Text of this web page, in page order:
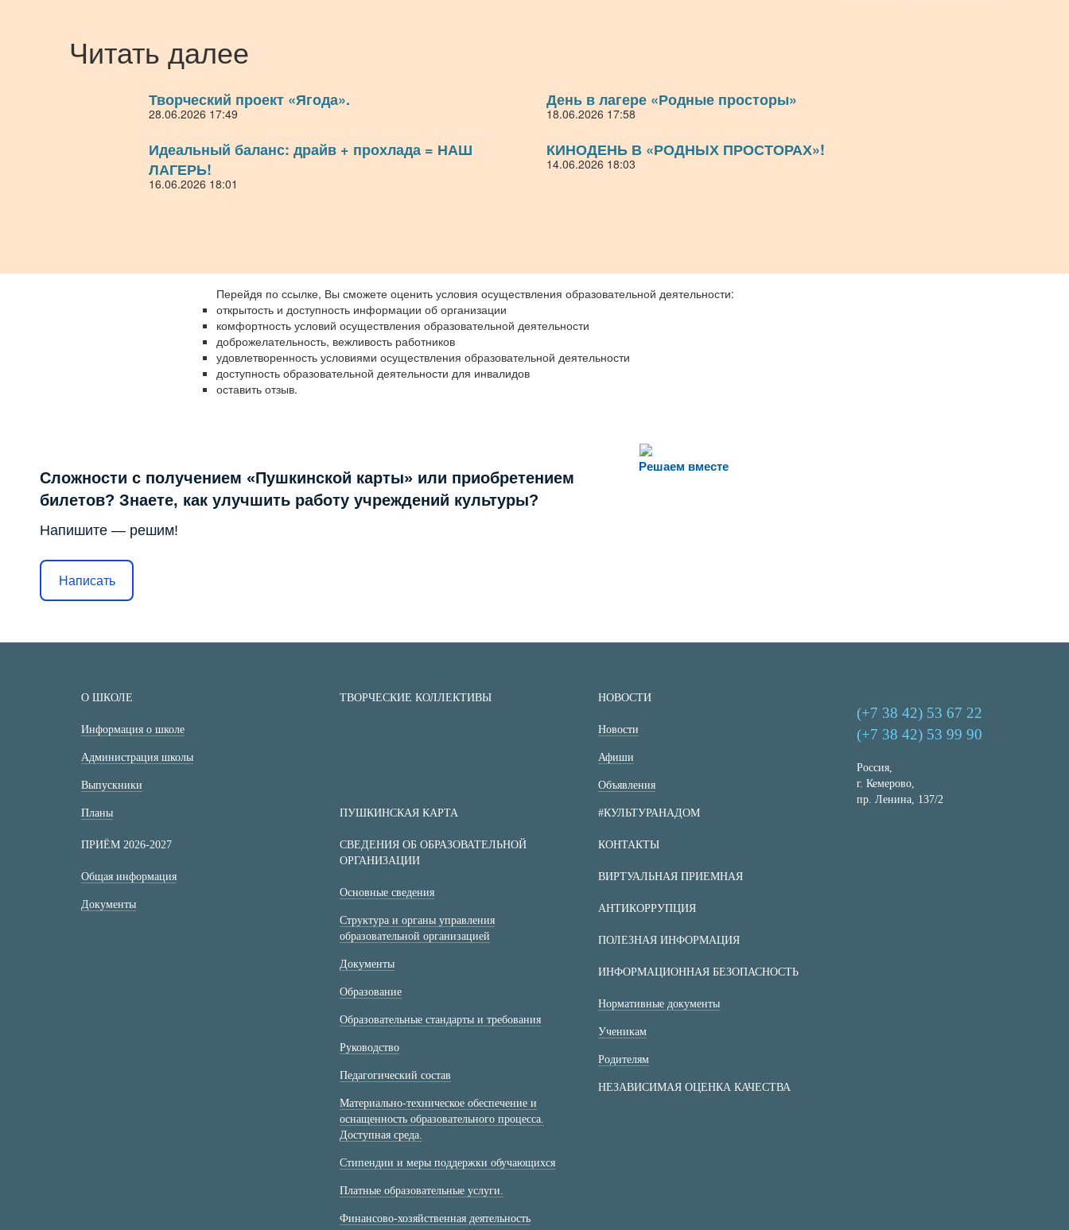
Читать далее
Творческий проект «Ягода».
28.06.2026 17:49
День в лагере «Родные просторы»
18.06.2026 17:58
Идеальный баланс: драйв + прохлада = НАШ
ЛАГЕРЬ!
16.06.2026 18:01
КИНОДЕНЬ В «РОДНЫХ ПРОСТОРАХ»!
14.06.2026 18:03
Перейдя по ссылке, Вы сможете оценить условия осуществления образовательной деятельности:
открытость и доступность информации об организации
комфортность условий осуществления образовательной деятельности
доброжелательность, вежливость работников
удовлетворенность условиями осуществления образовательной деятельности
доступность образовательной деятельности для инвалидов
оставить отзыв.
Решаем вместе
Сложности с получением «Пушкинской карты» или приобретением
билетов? Знаете, как улучшить работу учреждений культуры?
Напишите — решим!
Написать
О ШКОЛЕ
Информация о школе
Администрация школы
Выпускники
Планы
ТВОРЧЕСКИЕ КОЛЛЕКТИВЫ НОВОСТИ
Новости
Афиши
Объявления
ПУШКИНСКАЯ КАРТА #КУЛЬТУРАНАДОМ
ПРИЁМ 2026-2027
Общая информация
Документы
СВЕДЕНИЯ ОБ ОБРАЗОВАТЕЛЬНОЙ
ОРГАНИЗАЦИИ
Основные сведения
Структура и органы управления
образовательной организацией
Документы
Образование
Образовательные стандарты и требования
Руководство
Педагогический состав
Материально-техническое обеспечение и
оснащенность образовательного процесса.
Доступная среда.
Стипендии и меры поддержки обучающихся
Платные образовательные услуги.
Финансово-хозяйственная деятельность
КОНТАКТЫ
ВИРТУАЛЬНАЯ ПРИЕМНАЯ
АНТИКОРРУПЦИЯ
ПОЛЕЗНАЯ ИНФОРМАЦИЯ
ИНФОРМАЦИОННАЯ БЕЗОПАСНОСТЬ
Нормативные документы
Ученикам
Родителям
НЕЗАВИСИМАЯ ОЦЕНКА КАЧЕСТВА
(+7 38 42) 53 67 22
(+7 38 42) 53 99 90
Россия,
г. Кемерово,
пр. Ленина, 137/2